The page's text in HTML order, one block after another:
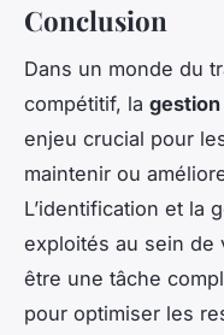
Conclusion
Dans un monde du
compétitif, la
enjeu crucial pour
maintenir ou
L’identification et la
exploités au sein de
être une tâche
pour optimiser les